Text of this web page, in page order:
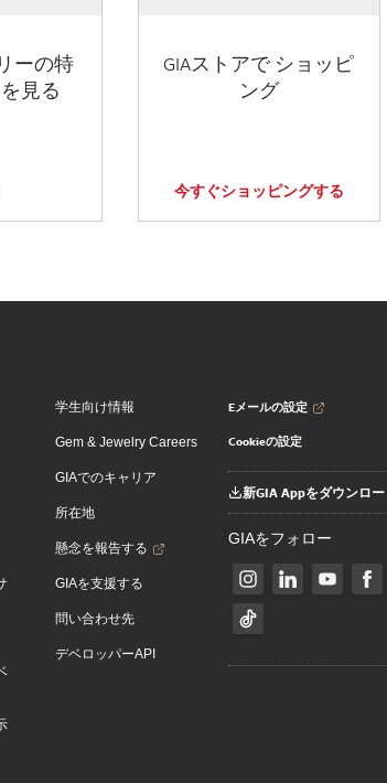
ーの特
見る
GIAストアで ショッピ
ング
今すぐショッピングする
学生向け情報
Gem & Jewelry Careers
GIAでのキャリア
所在地
懸念を報告する
GIAを支援する
問い合わせ先
デベロッパーAPI
Eメールの設定
Cookieの設定
新GIA Appをダウンロー
GIAをフォロー